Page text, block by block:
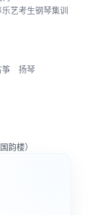
乐艺考生钢琴集训
筝 扬琴
韵楼）